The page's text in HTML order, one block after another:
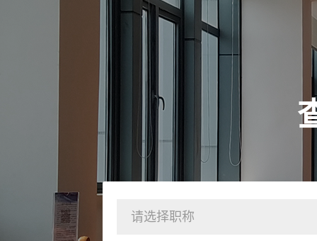
请选择职称